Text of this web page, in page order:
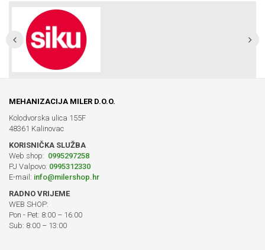
MEHANIZACIJA MILER D.O.O.
Kolodvorska ulica 155F
48361 Kalinovac
KORISNIČKA SLUŽBA
Web shop: 0995297258
PJ Valpovo: 0995312330
E-mail: info@milershop.hr
RADNO VRIJEME
WEB SHOP:
Pon - Pet: 8:00 – 16:00
Sub: 8:00 – 13:00